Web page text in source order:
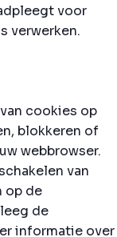
voor
verwerken.
cookies op
blokkeren of
webbrowser.
van
op de
de
informatie over